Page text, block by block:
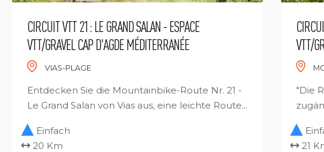
CIRCUIT VTT 21: LE GRAND SALAN - ESPACE
VTT/GRAVEL CAP D'AGDE MÉDITERRANÉE
VIAS-PLAGE
Entdecken Sie die Mountainbike-Route Nr. 21 -
Le Grand Salan von Vias aus, eine leichte Route...
Einfach
20 Km
VTT/
"Die
21